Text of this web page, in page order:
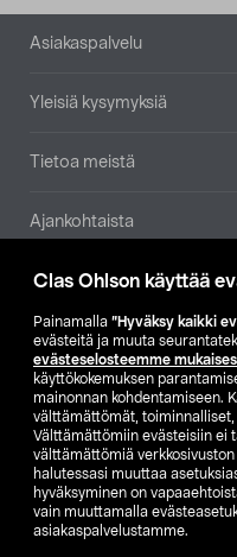
Clas Ohlson käyttää
Painamalla ”Hyväksy kaikki
evästeitä ja muuta
evästeselosteemme
käyttökokemuksen
mainonnan kohdentamiseen.
välttämättömät,
Välttämättömiin evästeisiin ei
välttämättömiä
halutessasi muuttaa
hyväksyminen on
vain muuttamalla
asiakaspalvelustamme.
Alatunniste
Asiakaspalvelu
Yleisiä kysymyksiä
Tietoa meistä
Ajankohtaista
Muut yrityksemme
SE